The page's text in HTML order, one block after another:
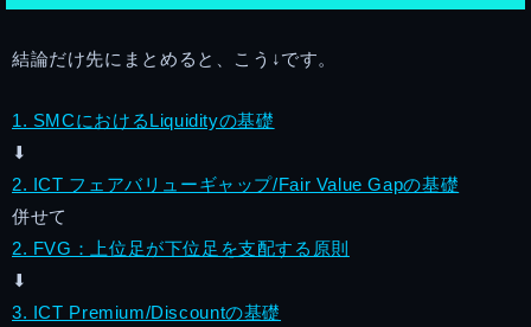
結論だけ先にまとめると、こう↓です。
1. SMCにおけるLiquidityの基礎
⬇︎
2. ICT フェアバリューギャップ/Fair Value Gapの基礎
併せて
2. FVG：上位足が下位足を支配する原則
⬇︎
3. ICT Premium/Discountの基礎